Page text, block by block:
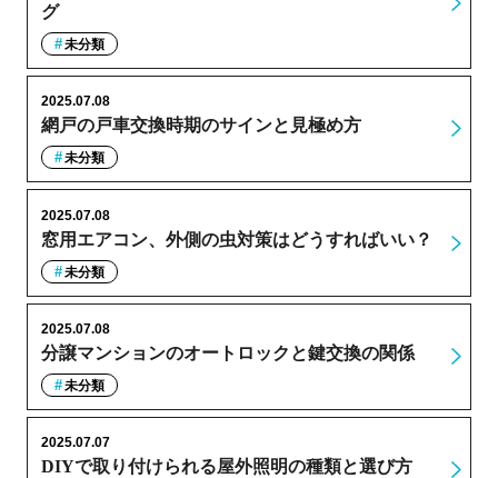
グ
未分類
網戸の戸車交換時期のサインと見極め方
2025.07.08
未分類
窓用エアコン、外側の虫対策はどうすればいい？
2025.07.08
未分類
分譲マンションのオートロックと鍵交換の関係
2025.07.08
未分類
DIYで取り付けられる屋外照明の種類と選び方
2025.07.07